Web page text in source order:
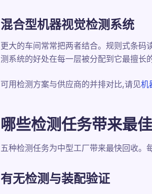
混合型机器视觉检测系统
更大的车间常常把两者结合。规则式条
测系统的好处在每一层被分配到它最擅长
可用检测方案与供应商的并排对比,请见机
哪些检测任务带来最
五种检测任务为中型工厂带来最快回收。
有无检测与装配验证